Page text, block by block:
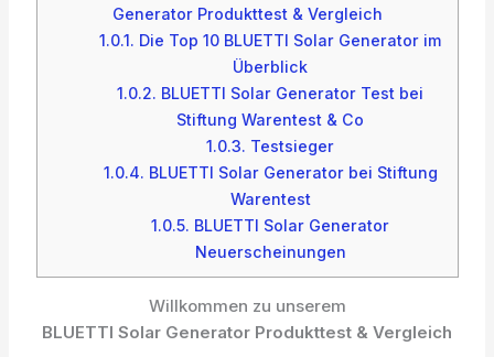
Generator Produkttest & Vergleich
1.0.1. Die Top 10 BLUETTI Solar Generator im
Überblick
1.0.2. BLUETTI Solar Generator Test bei
Stiftung Warentest & Co
1.0.3. Testsieger
1.0.4. BLUETTI Solar Generator bei Stiftung
Warentest
1.0.5. BLUETTI Solar Generator
Neuerscheinungen
Willkommen zu unserem
BLUETTI Solar Generator Produkttest & Vergleich